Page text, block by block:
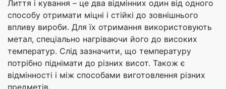
Лиття і кування – це два відмінних один від одного
способу отримати міцні і стійкі до зовнішнього
впливу вироби. Для їх отримання використовують
метал, спеціально нагріваючи його до високих
температур. Слід зазначити, що температуру
потрібно піднімати до різних висот. Також є
відмінності і між способами виготовлення різних